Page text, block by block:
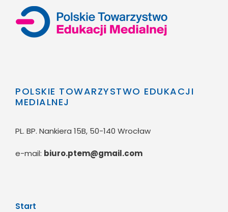
POLSKIE TOWARZYSTWO EDUKACJI
MEDIALNEJ
PL. BP. Nankiera 15B, 50-140 Wrocław
e-mail: biuro.ptem@gmail.com
Start